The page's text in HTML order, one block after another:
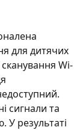
для дитячих
Wi-
сигнали та
У результаті